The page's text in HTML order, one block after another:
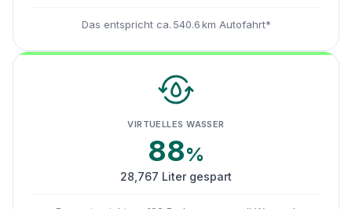
Das entspricht ca. 540.6 km Autofahrt*
VIRTUELLES WASSER
88%
28,767 Liter gespart